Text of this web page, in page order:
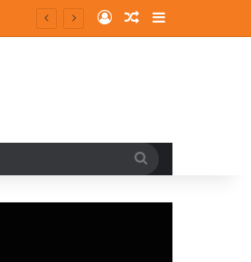
Log InRandom Article
Sidebar